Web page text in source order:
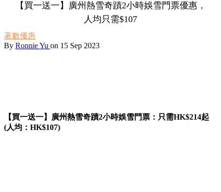
【買一送一】廣州熱雪奇蹟2小時娛雪門票優惠，
人均只需$107
著數優惠
By Ronnie Yu on 15 Sep 2023
【買一送一】廣州熱雪奇蹟2小時娛雪門票：只需HK$214起
(人均：HK$107)